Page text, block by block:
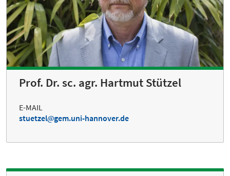
Prof. Dr. sc. agr. Hartmut Stützel
E-MAIL
stuetzel
gem.uni-hannover.de